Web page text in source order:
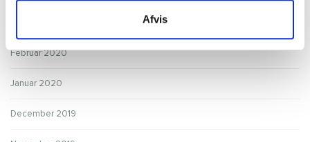
Afvis
Februar 2020
Januar 2020
December 2019